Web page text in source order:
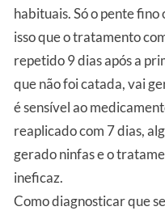
habituais. Só o pente fino
isso que o tratamento
repetido 9 dias após a
que não foi catada, vai
é sensível ao
reaplicado com 7 dias,
gerado ninfas e o
ineficaz.
Como diagnosticar que